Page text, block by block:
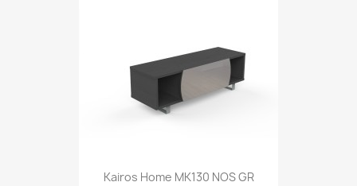
Kairos Home MK130 NOS GR